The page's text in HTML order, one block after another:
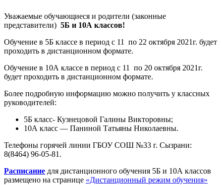
Уважаемые обучающиеся и родители (законные
представители) 5Б и 10А классов!
Обучение в 5Б классе в период с 11 по 22 октября 2021г. будет
проходить в дистанционном формате.
Обучение в 10А классе в период с 11 по 20 октября 2021г.
будет проходить в дистанционном формате.
Более подробную информацию можно получить у классных
руководителей:
5Б класс- Кузнецовой Галины Викторовны;
10А класс — Паниной Татьяны Николаевны.
Телефоны горячей линии ГБОУ СОШ №33 г. Сызрани:
8(8464) 96-05-81.
Расписание для дистанционного обучения 5Б и 10А классов
размещено на странице «Дистанционный режим обучения»